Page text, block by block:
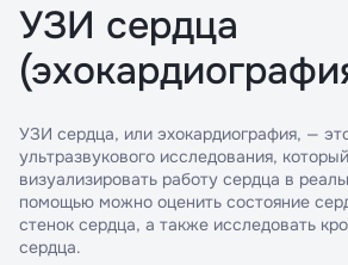
УЗИ сердца
УЗИ сердца, или эхокардиография, —
ультразвукового исследования,
визуализировать работу сердца в
помощью можно оценить состояние
стенок сердца, а также исследовать
сердца.